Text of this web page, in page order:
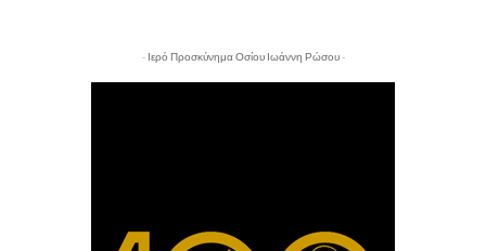
- Ιερό Προσκύνημα Οσίου Ιωάννη Ρώσου -